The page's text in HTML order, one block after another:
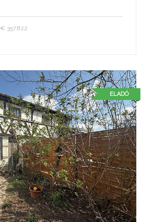
€ 357.822
ELADÓ